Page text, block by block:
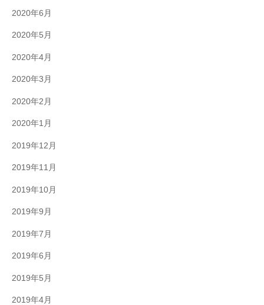
2020年6月
2020年5月
2020年4月
2020年3月
2020年2月
2020年1月
2019年12月
2019年11月
2019年10月
2019年9月
2019年7月
2019年6月
2019年5月
2019年4月